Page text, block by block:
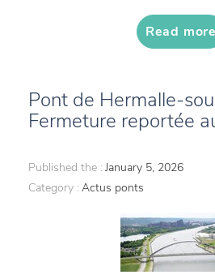
Read more
Pont de Hermalle-
Fermeture reportée
Published the : January 5, 2026
Category : Actus ponts